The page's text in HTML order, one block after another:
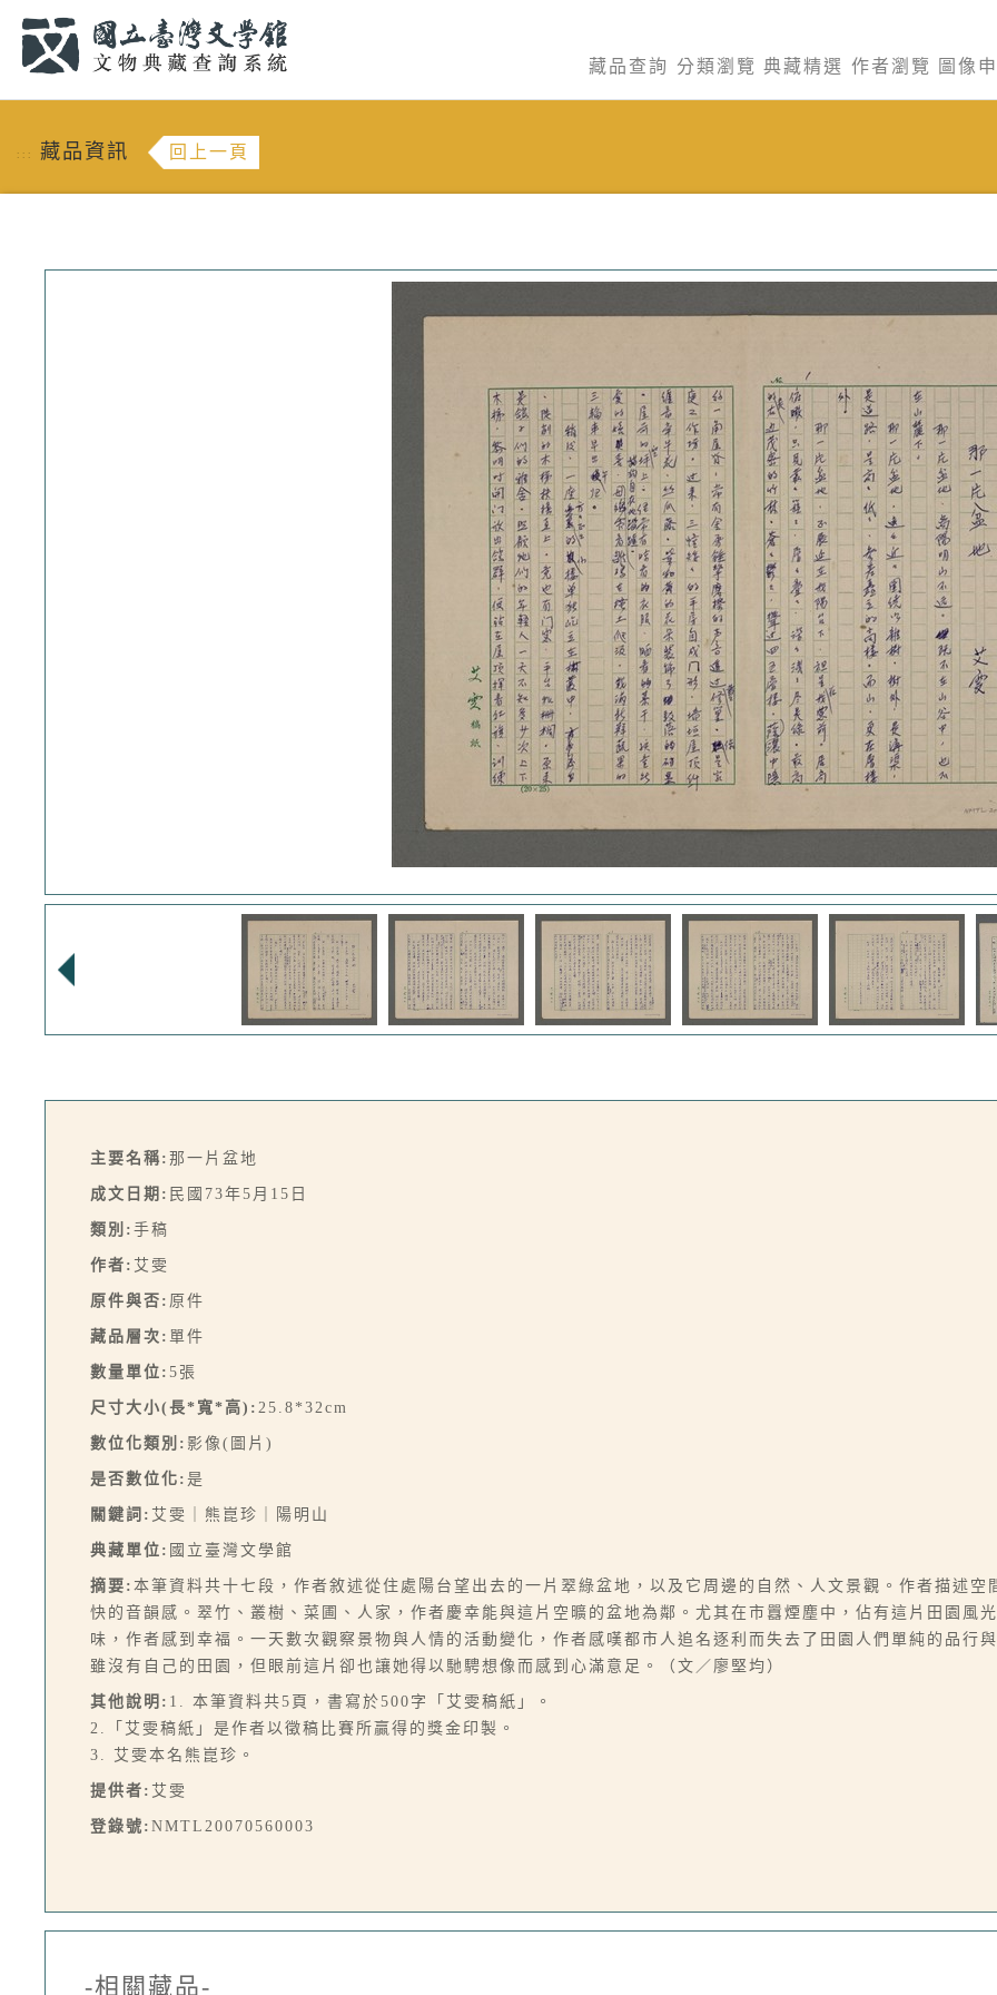
藏品查詢 分類瀏覽 典藏精選 作者瀏覽 圖像
::: 藏品資訊 回上一頁
主要名稱: 那一片盆地
成文日期: 民國73年5月15日
類別: 手稿
作者: 艾雯
原件與否: 原件
藏品層次: 單件
數量單位: 5張
尺寸大小(長*寬*高): 25.8*32cm
數位化類別: 影像(圖片)
是否數位化: 是
關鍵詞: 艾雯｜熊崑珍｜陽明山
典藏單位: 國立臺灣文學館
摘要: 本筆資料共十七段，作者敘述從住處陽台望出去的一片翠綠盆地，以及它周邊的自然、人文景觀。作者描述
快的音韻感。翠竹、叢樹、菜圃、人家，作者慶幸能與這片空曠的盆地為鄰。尤其在市囂煙塵中，佔有這片田園風
味，作者感到幸福。一天數次觀察景物與人情的活動變化，作者感嘆都市人追名逐利而失去了田園人們單純的品行
雖沒有自己的田園，但眼前這片卻也讓她得以馳騁想像而感到心滿意足。（文／廖堅均）
其他說明: 1. 本筆資料共5頁，書寫於500字「艾雯稿紙」。
2.「艾雯稿紙」是作者以徵稿比賽所贏得的獎金印製。
3. 艾雯本名熊崑珍。
提供者: 艾雯
登錄號: NMTL20070560003
-相關藏品-